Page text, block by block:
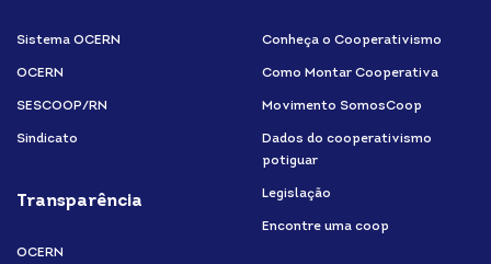
Sistema OCERN
OCERN
SESCOOP/RN
Sindicato
Transparência
OCERN
Conheça o Cooperativismo
Como Montar Cooperativa
Movimento SomosCoop
Dados do cooperativismo
potiguar
Legislação
Encontre uma coop